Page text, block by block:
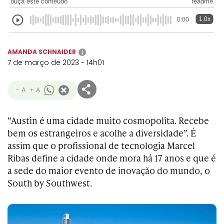
0:00 1.0x
AMANDA SCHNAIDER i
7 de março de 2023 - 14h01
- A + A
“Austin é uma cidade muito cosmopolita. Recebe
bem os estrangeiros e acolhe a diversidade”. É
assim que o profissional de tecnologia Marcel
Ribas define a cidade onde mora há 17 anos e que é
a sede do maior evento de inovação do mundo, o
South by Southwest.